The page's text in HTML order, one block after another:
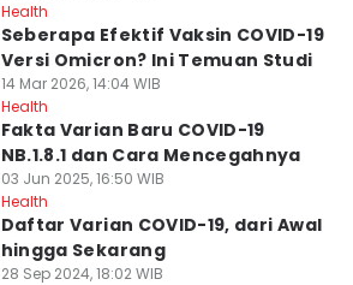
Health
Seberapa Efektif Vaksin COVID-19
Versi Omicron? Ini Temuan Studi
14 Mar 2026, 14:04 WIB
Health
Fakta Varian Baru COVID-19
NB.1.8.1 dan Cara Mencegahnya
03 Jun 2025, 16:50 WIB
Health
Daftar Varian COVID-19, dari Awal
hingga Sekarang
28 Sep 2024, 18:02 WIB